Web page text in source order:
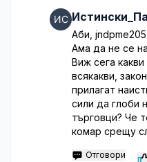
Аби,
Ама да не се
Виж сега
всякакви,
прилагат
сили да глоби
търговци? Че
комар срещу
Отговори